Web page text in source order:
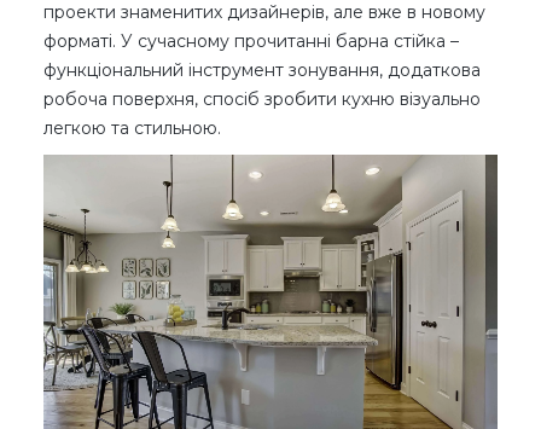
проекти знаменитих дизайнерів, але вже в новому
форматі. У сучасному прочитанні барна стійка –
функціональний інструмент зонування, додаткова
робоча поверхня, спосіб зробити кухню візуально
легкою та стильною.